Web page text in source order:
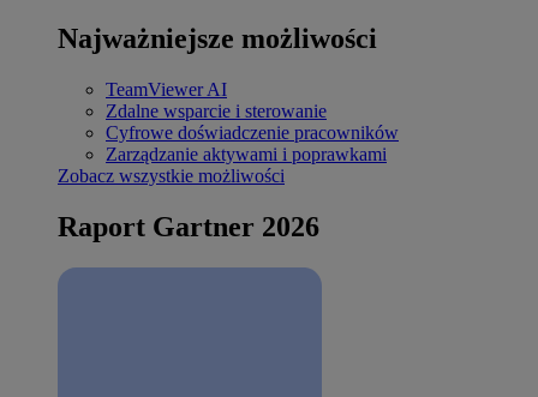
Najważniejsze możliwości
TeamViewer AI
Zdalne wsparcie i sterowanie
Cyfrowe doświadczenie pracowników
Zarządzanie aktywami i poprawkami
Zobacz wszystkie możliwości
Raport Gartner 2026